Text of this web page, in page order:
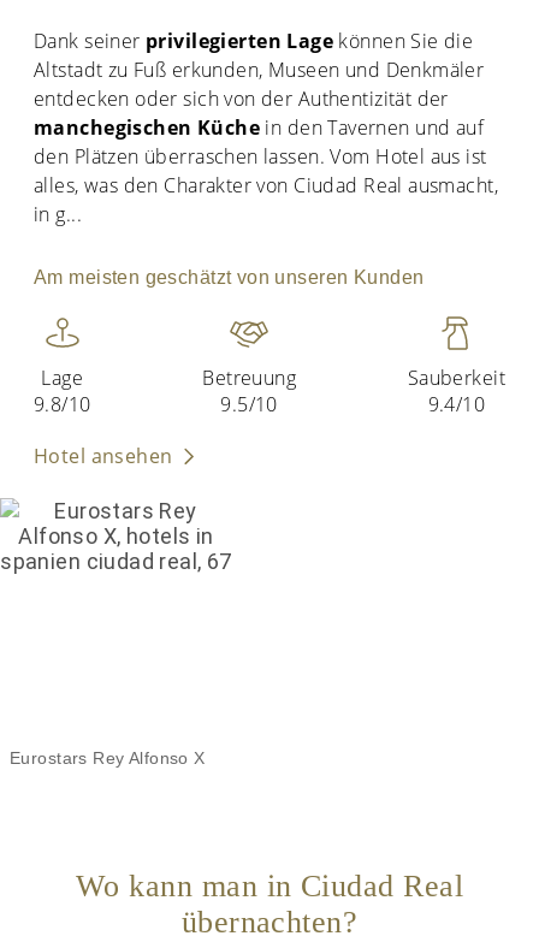
Dank seiner privilegierten Lage können Sie die
Altstadt zu Fuß erkunden, Museen und Denkmäler
entdecken oder sich von der Authentizität der
manchegischen Küchein den Tavernen und auf
den Plätzen überraschen lassen. Vom Hotel aus ist
alles, was den Charakter von Ciudad Real ausmacht,
in g...
Am meisten geschätzt von unseren Kunden
Lage
9.8/10
Betreuung
9.5/10
Sauberkeit
9.4/10
Hotel ansehen
Eurostars Rey Alfonso X
Wo kann man in Ciudad Real
übernachten?